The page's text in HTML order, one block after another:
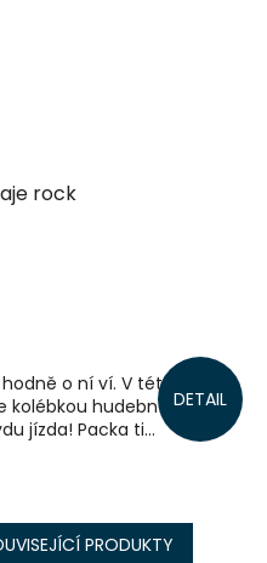
rock
DETAIL
o ní ví. V této knížce
kolébkou hudebního stylu
jízda! Packa ti...
PRODUKTY